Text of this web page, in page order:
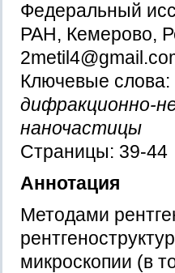
Федеральный
РАН, Кемерово,
Ключевые слова:
дифракционно-
наночастицы
Страницы: 39-44
Аннотация
Методами
микроскопии (в